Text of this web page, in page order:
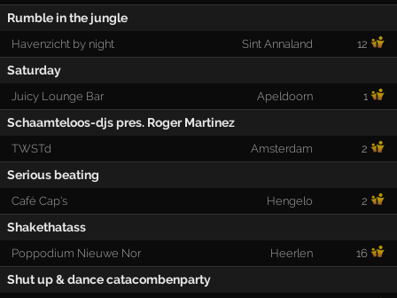
Rumble in the jungle
Havenzicht by night Sint Annaland 12
Saturday
Juicy Lounge Bar Apeldoorn 1
Schaamteloos-djs pres. Roger Martinez
TWSTd Amsterdam 2
Serious beating
Café Cap's Hengelo 2
Shakethatass
Poppodium Nieuwe Nor Heerlen 16
Shut up & dance catacombenparty